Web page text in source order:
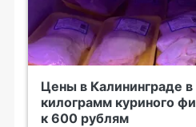
Цены в Калининграде в
килограмм куриного
к 600 рублям